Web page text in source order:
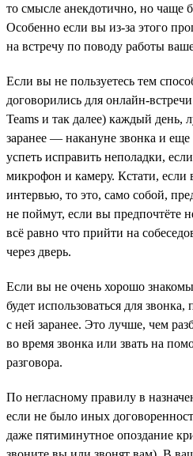
то смысле анекдотично, но чаще
Особенно если вы из-за этого
на встречу по поводу работы
Если вы не пользуетесь тем
договорились для онлайн-
Teams и так далее) каждый день,
заранее — накануне звонка и
успеть исправить неполадки,
микрофон и камеру. Кстати,
интервью, то это, само собой,
не поймут, если вы предпочтёте
всё равно что прийти на
через дверь.
Если вы не очень хорошо
будет использоваться для звонка,
с ней заранее. Это лучше, чем
во время звонка или звать на
разговора.
По негласному правилу в
если не было иных
даже пятиминутное опоздание